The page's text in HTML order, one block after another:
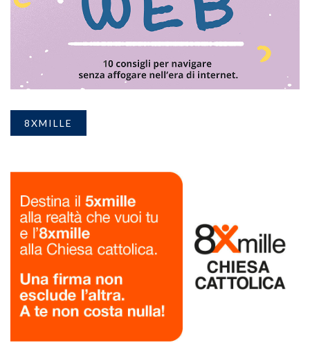
8XMILLE